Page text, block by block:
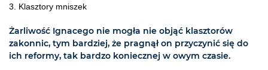
3. Klasztory mniszek
Żarliwość Ignacego nie mogła nie objąć klasztorów
zakonnic, tym bardziej, że pragnął on przyczynić się do
ich reformy, tak bardzo koniecznej w owym czasie.